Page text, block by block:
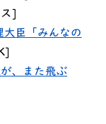
]
臣「みんなの
ウでリンクを開く
、また飛ぶ
く